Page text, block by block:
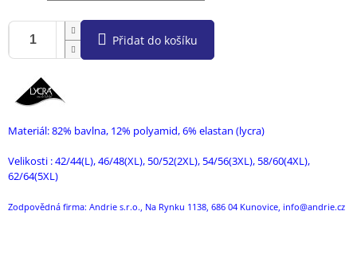
Přidat do košíku
Materiál: 82% bavlna, 12% polyamid, 6% elastan (lycra)
Velikosti : 42/44(L), 46/48(XL), 50/52(2XL), 54/56(3XL), 58/60(4XL),
62/64(5XL)
Zodpovědná firma: Andrie s.r.o., Na Rynku 1138, 686 04 Kunovice, info@andrie.cz